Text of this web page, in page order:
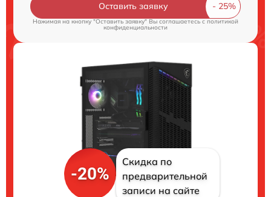
Оставить заявку
Нажимая на кнопку "Оставить заявку" Вы соглашаетесь cполитикой
конфиденциальности
-20%
Скидка по
предварительной
записи на сайте